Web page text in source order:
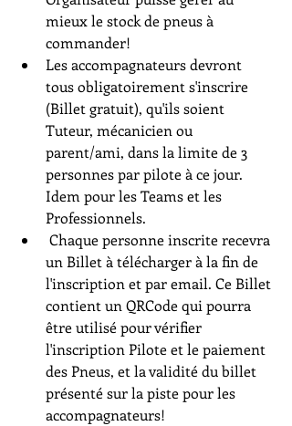
mieux le stock de pneus à
commander!
Les accompagnateurs devront
tous obligatoirement s'inscrire
(Billet gratuit), qu'ils soient
Tuteur, mécanicien ou
parent/ami, dans la limite de 3
personnes par pilote à ce jour.
Idem pour les Teams et les
Professionnels.
un Billet à télécharger à la fin de
l'inscription et par email. Ce Billet
contient un QRCode qui pourra
être utilisé pour vérifier
l'inscription Pilote et le paiement
des Pneus, et la validité du billet
présenté sur la piste pour les
accompagnateurs!